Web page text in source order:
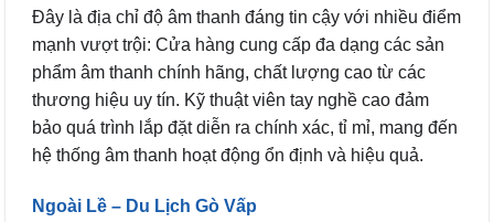
Đây là địa chỉ độ âm thanh đáng tin cậy với nhiều điểm
mạnh vượt trội: Cửa hàng cung cấp đa dạng các sản
phẩm âm thanh chính hãng, chất lượng cao từ các
thương hiệu uy tín. Kỹ thuật viên tay nghề cao đảm
bảo quá trình lắp đặt diễn ra chính xác, tỉ mỉ, mang đến
hệ thống âm thanh hoạt động ổn định và hiệu quả.
Ngoài Lề – Du Lịch Gò Vấp